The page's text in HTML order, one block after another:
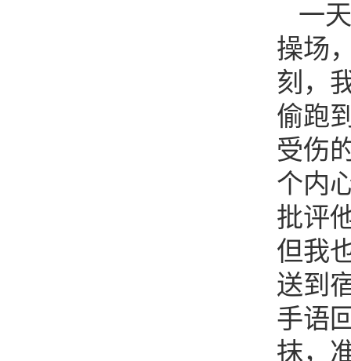
一
操场
刻，
偷跑
受伤
个内
批评
但我
送到
手语
抹，